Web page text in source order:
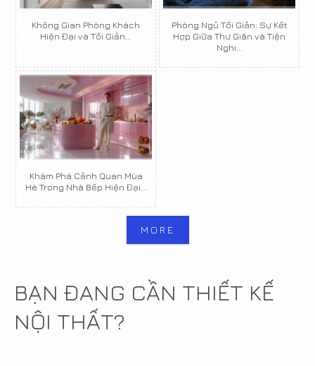
Không Gian Phòng Khách
Hiện Đại và Tối Giản...
Phòng Ngủ Tối Giản: Sự Kết
Hợp Giữa Thư Giãn và Tiện
Nghi...
Khám Phá Cảnh Quan Mùa
Hè Trong Nhà Bếp Hiện Đại...
MORE
BẠN ĐANG CẦN THIẾT KẾ
NỘI THẤT?